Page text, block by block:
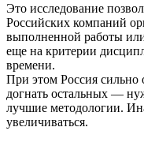
Это исследование
Российских компаний
выполненной работы
еще на критерии
времени.
При этом Россия сильно
догнать остальных —
лучшие методологии.
увеличиваться.